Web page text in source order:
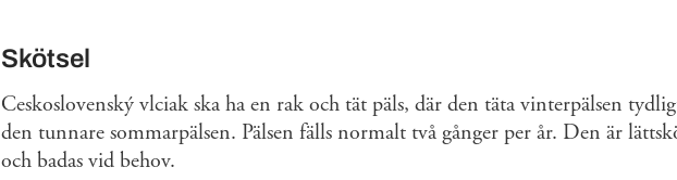
Skötsel
Ceskoslovenský vlciak ska ha en rak och tät päls, där den täta vinterpälsen
den tunnare sommarpälsen. Pälsen fälls normalt två gånger per år. Den är
och badas vid behov.